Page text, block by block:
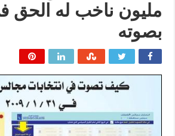
مليون ناخب له الحق
بصوته